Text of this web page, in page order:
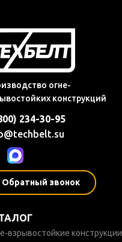
огне-
конструкций
Обратный звонок
взрывостойкие конструкции
234-30-95